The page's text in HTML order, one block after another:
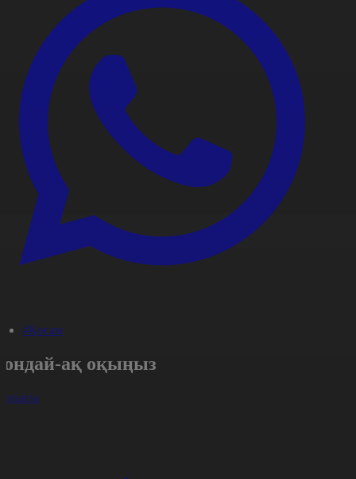
#Қоғам
ақ оқыңыз